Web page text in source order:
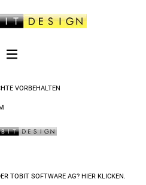
VORBEHALTEN
TOBIT SOFTWARE AG? HIER KLICKEN.